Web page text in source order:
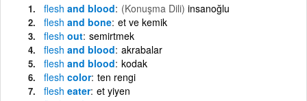
flesh and blood (Konuşma Dili) insanoğlu
flesh and bone et ve kemik
flesh out semirtmek
flesh and blood akrabalar
flesh and blood kodak
flesh color ten rengi
flesh eater et yiyen